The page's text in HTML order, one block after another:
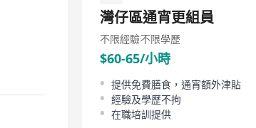
core values in the company's
importance on a diverse corporate
development, offering learning and
growth opportunities to employees
Limited believes that through this
it can foster personal growth among
bring about more innovation and
enterprise.
灣仔區通宵更組員
不限經驗不限學歷
$60-65/小時
提供免費膳食，通宵額外津貼
經驗及學歷不拘
在職培訓提供